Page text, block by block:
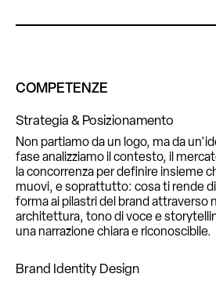
COMPETENZE
Strategia & Posizionamento
Non partiamo da un logo, ma da
fase analizziamo il contesto, il
la concorrenza per definire insieme
muovi, e soprattutto: cosa ti rende
forma ai pilastri del brand attraverso
architettura, tono di voce e
una narrazione chiara e riconoscibile.
Brand Identity Design